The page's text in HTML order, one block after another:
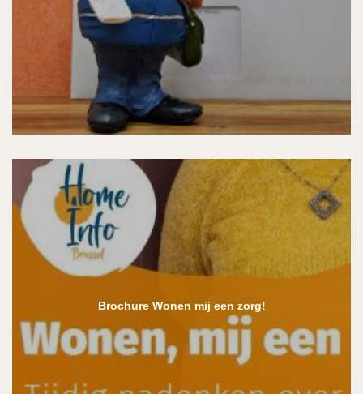
Brochure Wonen mij een zorg!